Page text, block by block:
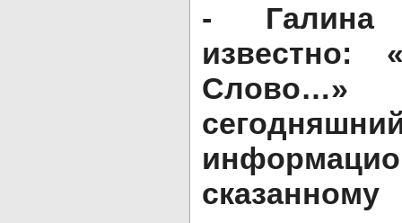
- Галина
известно: